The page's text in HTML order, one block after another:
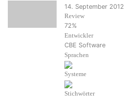
14. September 2012
Review
72%
Entwickler
CBE Software
Sprachen
Systeme
Stichwörter